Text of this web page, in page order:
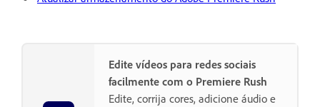
Edite vídeos para redes sociais
facilmente com o Premiere Rush
Edite, corrija cores, adicione áudio e